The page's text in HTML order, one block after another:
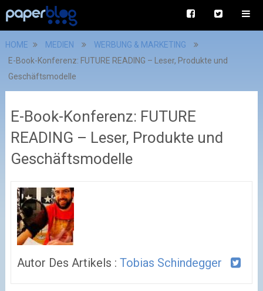
HOME MEDIEN
WERBUNG & MARKETING
E-Book-Konferenz: FUTURE READING – Leser, Produkte und
Geschäftsmodelle
E-Book-Konferenz: FUTURE
READING – Leser, Produkte und
Geschäftsmodelle
Autor Des Artikels : Tobias Schindegger